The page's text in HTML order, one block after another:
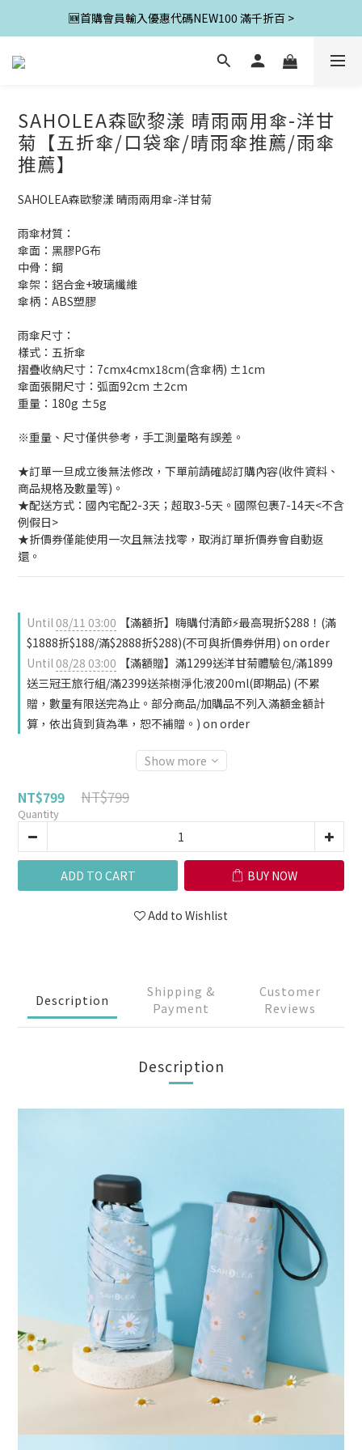
🆕首購會員輸入優惠代碼NEW100 滿千折百 >
SAHOLEA森歐黎漾 晴雨兩用傘-洋甘
菊【五折傘/口袋傘/晴雨傘推薦/雨傘
推薦】
SAHOLEA森歐黎漾 晴雨兩用傘-洋甘菊
雨傘材質：
傘面：黑膠PG布
中骨：鋼
傘架：鋁合金+玻璃纖維
傘柄：ABS塑膠
雨傘尺寸：
樣式：五折傘
摺疊收納尺寸：7cmx4cmx18cm(含傘柄) ±1cm
傘面張開尺寸：弧面92cm ±2cm
重量：180g ±5g
※重量、尺寸僅供參考，手工測量略有誤差。
★訂單一旦成立後無法修改，下單前請確認訂購內容(收件資料、
商品規格及數量等)。
★配送方式：國內宅配2-3天；超取3-5天。國際包裹7-14天<不含
例假日>
★折價券僅能使用一次且無法找零，取消訂單折價券會自動返
還。
Until08/11 03:00 【滿額折】嗨購付清節⚡最高現折$288！(滿
$1888折$188/滿$2888折$288)(不可與折價券併用) on order
Until08/28 03:00 【滿額贈】滿1299送洋甘菊體驗包/滿1899
送三冠王旅行組/滿2399送茶樹淨化液200ml(即期品) (不累
贈，數量有限送完為止。部分商品/加購品不列入滿額金額計
算，依出貨到貨為準，恕不補贈。) on order
Show more
NT$799 NT$799
Quantity
ADD TO CART BUY NOW
Add to Wishlist
Description
Shipping &
Payment
Customer
Reviews
Description